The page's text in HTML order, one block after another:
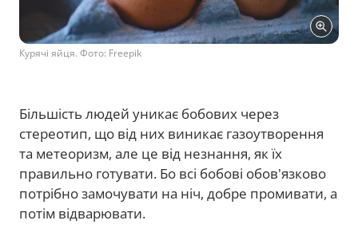
Курячі яйця. Фото: Freepik
Більшість людей уникає бобових через
стереотип, що від них виникає газоутворення
та метеоризм, але це від незнання, як їх
правильно готувати. Бо всі бобові обов'язково
потрібно замочувати на ніч, добре промивати, а
потім відварювати.